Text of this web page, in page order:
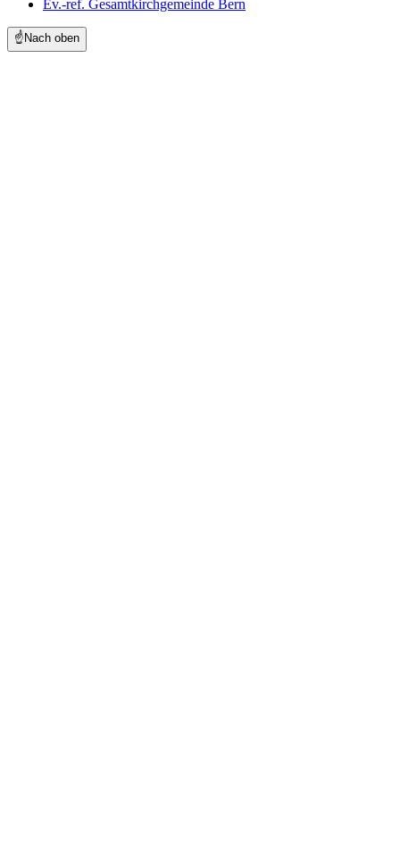
Ev.-ref. Gesamtkirchgemeinde Bern
☝️ Nach oben